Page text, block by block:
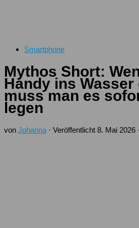
Smartphone
Mythos Short:
Handy ins
muss man es
legen
von Johanna · Veröffentlicht 8. Mai 2026